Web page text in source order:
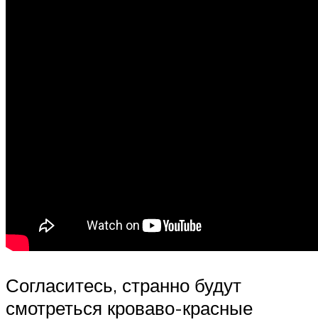
Согласитесь, странно будут
смотреться кроваво-красные